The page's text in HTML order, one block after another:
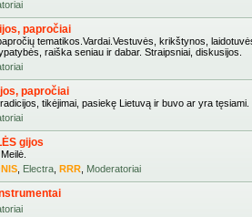
papročiai
tematikos.Vardai.Vestuvės, krikštynos,
raiška seniau ir dabar. Straipsniai, diskusijos.
papročiai
tikėjimai, pasiekę Lietuvą ir buvo ar yra tęsiami.
gijos
Electra RRR Moderatoriai